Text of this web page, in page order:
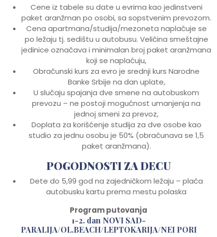
Cene iz tabele su date u evrima kao jedinstveni
paket aranžman po osobi, sa sopstvenim prevozom.
Cena apartmana/studija/mezoneta naplaćuje se
po ležaju tj. sedištu u autobusu. Veličina smeštajne
jedinice označava i minimalan broj paket aranžmana
koji se naplaćuju,
Obračunski kurs za evro je srednji kurs Narodne
Banke Srbije na dan uplate,
U slučaju spajanja dve smene na autobuskom
prevozu – ne postoji mogućnost umanjenja na
jednoj smeni za prevoz,
Doplata za korišćenje studija za dve osobe kao
studio za jednu osobu je 50% (obračunava se 1,5
paket aranžmana).
POGODNOSTI ZA DECU
Dete do 5,99 god na zajedničkom ležaju – plaća
autobusku kartu prema mestu polaska
Program putovanja
1-2. dan NOVI SAD-
PARALIJA/OL.BEACH/LEPTOKARIJA/NEI PORI